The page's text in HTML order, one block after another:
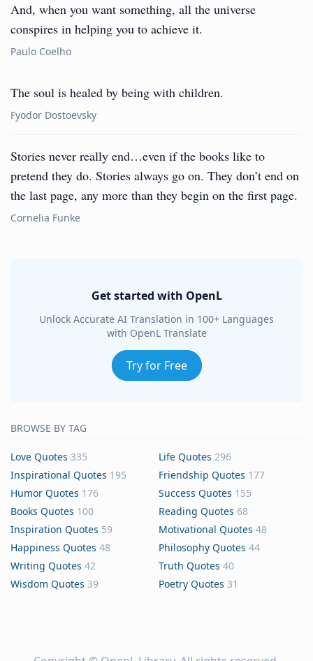
And, when you want something, all the universe
conspires in helping you to achieve it.
Paulo Coelho
The soul is healed by being with children.
Fyodor Dostoevsky
Stories never really end…even if the books like to
pretend they do. Stories always go on. They don’t end on
the last page, any more than they begin on the first page.
Cornelia Funke
Get started with OpenL
Unlock Accurate AI Translation in 100+ Languages
with OpenL Translate
Try for Free
BROWSE BY TAG
Love Quotes 335 Life Quotes 296
Inspirational Quotes 195 Friendship Quotes 177
Humor Quotes 176 Success Quotes 155
Books Quotes 100 Reading Quotes 68
Inspiration Quotes 59 Motivational Quotes 48
Happiness Quotes 48 Philosophy Quotes 44
Writing Quotes 42 Truth Quotes 40
Wisdom Quotes 39 Poetry Quotes 31